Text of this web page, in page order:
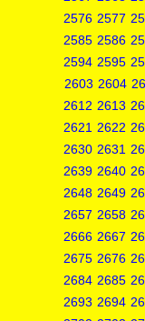
2576 2577
2585 2586
2594 2595
2603 2604
2612 2613
2621 2622
2630 2631
2639 2640
2648 2649
2657 2658
2666 2667
2675 2676
2684 2685
2693 2694